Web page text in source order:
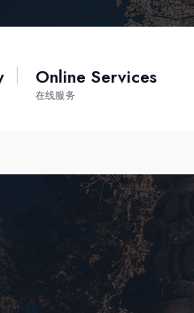
Online Services
在线服务